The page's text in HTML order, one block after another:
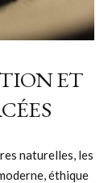
ET
naturelles, les
éthique